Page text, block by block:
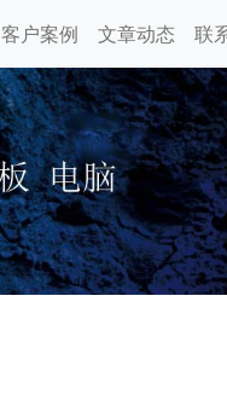
客户案例 文章动态 联